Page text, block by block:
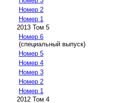
Номер 2
Номер 1
2013 Том 5
Номер 6
(специальный выпуск)
Номер 5
Номер 4
Номер 3
Номер 2
Номер 1
2012 Том 4